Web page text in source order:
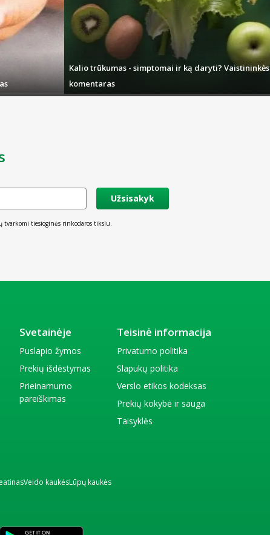
Kalio trūkumas - simptomai ir ką daryti? Vaistininkės
komentaras
Užsisakyk
tvarkomi tiesioginės rinkodaros tikslu.
Svetainėje
Puslapio žymos
Prekių išdėstymas
Prieinamumo
pareiškimas
Teisinė informacija
Privatumo politika
Slapukų politika
Verslo etikos kodeksas
Prekių kokybė ir sauga
Taisyklės
Veido kaukėsLūpų kaukės